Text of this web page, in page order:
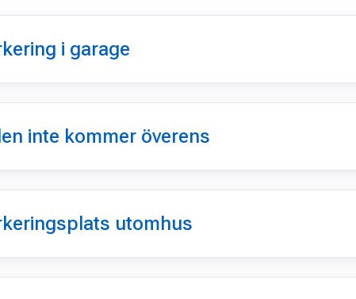
i garage
inte kommer överens
utomhus